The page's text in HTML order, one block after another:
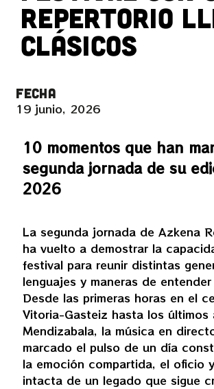
repertorio
clásicos
FECHA
19 junio, 2026
10 momentos que han
segunda jornada de su
2026
La segunda jornada de Azkena
ha vuelto a demostrar la
festival para reunir distintas
lenguajes y maneras de
Desde las primeras horas en el
Vitoria-Gasteiz hasta los últimos
Mendizabala, la música en
marcado el pulso de un día
la emoción compartida, el oficio
intacta de un legado que sigue